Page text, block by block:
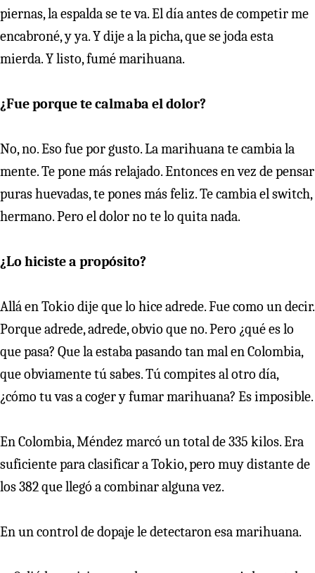
piernas, la espalda se te va. El día antes de competir me
encabroné, y ya. Y dije a la picha, que se joda esta
mierda. Y listo, fumé marihuana.
¿Fue porque te calmaba el dolor?
No, no. Eso fue por gusto. La marihuana te cambia la
mente. Te pone más relajado. Entonces en vez de pensar
puras huevadas, te pones más feliz. Te cambia el switch,
hermano. Pero el dolor no te lo quita nada.
¿Lo hiciste a propósito?
Allá en Tokio dije que lo hice adrede. Fue como un decir.
Porque adrede, adrede, obvio que no. Pero ¿qué es lo
que pasa? Que la estaba pasando tan mal en Colombia,
que obviamente tú sabes. Tú compites al otro día,
¿cómo tu vas a coger y fumar marihuana? Es imposible.
En Colombia, Méndez marcó un total de 335 kilos. Era
suficiente para clasificar a Tokio, pero muy distante de
los 382 que llegó a combinar alguna vez.
En un control de dopaje le detectaron esa marihuana.